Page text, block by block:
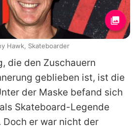
die den Zuschauern
geblieben ist, ist die
der Maske befand sich
Skateboard-Legende
Doch er war nicht der
Hawk, Skateboarder